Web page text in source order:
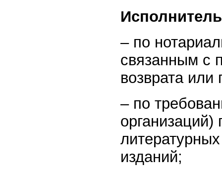
– по
связанным с
возврата
– по
изданий;